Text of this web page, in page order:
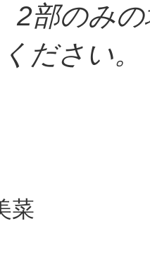
2部のみ
ださい。
菜